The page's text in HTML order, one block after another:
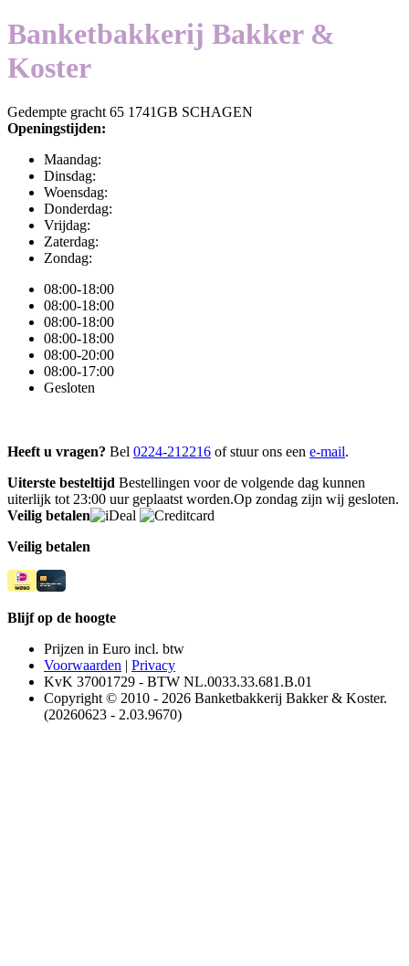
Banketbakkerij Bakker &
Koster
Gedempte gracht 65 1741GB SCHAGEN
Openingstijden:
Maandag:
Dinsdag:
Woensdag:
Donderdag:
Vrijdag:
Zaterdag:
Zondag:
08:00-18:00
08:00-18:00
08:00-18:00
08:00-18:00
08:00-20:00
08:00-17:00
Gesloten
Heeft u vragen? Bel 0224-212216 of stuur ons een e-mail.
Uiterste besteltijd Bestellingen voor de volgende dag kunnen
uiterlijk tot 23:00 uur geplaatst worden.Op zondag zijn wij gesloten.
Veilig betalen
Veilig betalen
Blijf op de hoogte
Prijzen in Euro incl. btw
Voorwaarden | Privacy
KvK 37001729 - BTW NL.0033.33.681.B.01
Copyright © 2010 - 2026 Banketbakkerij Bakker & Koster.
(20260623 - 2.03.9670)